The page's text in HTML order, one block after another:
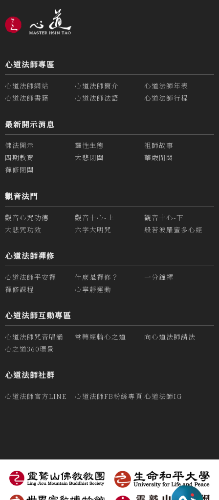
心道法師專區
心道法師網站 心道法師簡介
心道法師年表
心道法師書籍
心道法師法語 心道法師行程
最新開示消息
佛法開示 靈性生態
祖師故事
四期教育
大悲閉關
華嚴閉關
禪修閉關
觀音法門
觀音心咒功德 觀音十心-上
觀音十心-下
大悲咒功效
六字大明咒 般若波羅蜜多心經
心道法師禪修
心道法師平安禪 什麼是禪修？
一分鐘禪
禪修課程
心寧靜運動
心道法師互動專區
心道法師咒音唱誦 常轉經輪心之道
向心道法師請法
心之道360環景
心道法師社群
心道法師官方LINE 心道法師FB粉絲專頁 心道法師IG